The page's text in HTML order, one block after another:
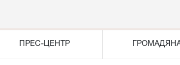
ПРЕС-ЦЕНТР